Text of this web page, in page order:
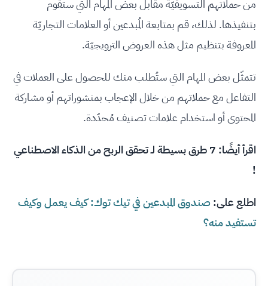
من حملاتهم التسويقيّة مقابل بعض المهام التي ستقوم
بتنفيذها. لذلك، قم بمتابعة المُبدعين أو العلامات التجاريّة
المعروفة بتنظيم مثل هذه العروض الترويجيّة.
تتمثّل بعض المهام التي ستُطلب منك للحصول على العملات في
التفاعل مع حملاتهم من خلال الإعجاب بمنشوراتهم أو مشاركة
المحتوى أو استخدام علامات تصنيف مُحدّدة.
اقرأ أيضًا:
7 طرق بسيطة لـ تحقق الربح من الذكاء الاصطناعي
!
اطلع على: صندوق المبدعين في تيك توك: كيف يعمل وكيف
تستفيد منه؟